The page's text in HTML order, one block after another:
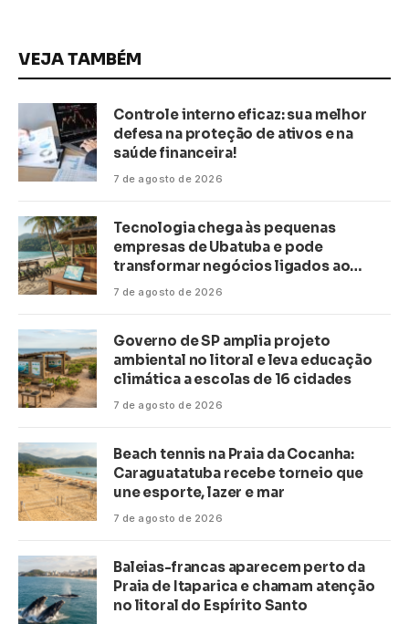
VEJA TAMBÉM
Controle interno eficaz: sua melhor
defesa na proteção de ativos e na
saúde financeira!
7 de agosto de 2026
Tecnologia chega às pequenas
empresas de Ubatuba e pode
transformar negócios ligados ao
turismo no litoral
7 de agosto de 2026
Governo de SP amplia projeto
ambiental no litoral e leva educação
climática a escolas de 16 cidades
7 de agosto de 2026
Beach tennis na Praia da Cocanha:
Caraguatatuba recebe torneio que
une esporte, lazer e mar
7 de agosto de 2026
Baleias-francas aparecem perto da
Praia de Itaparica e chamam atenção
no litoral do Espírito Santo